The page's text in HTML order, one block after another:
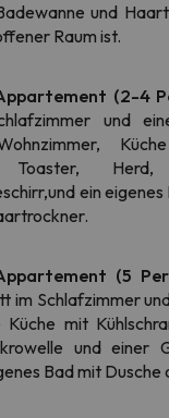
und
Raum ist.
(2-4
und
Toaster,
und ein
(5
im Schlafzimmer
Küche mit
und einer
Bad mit